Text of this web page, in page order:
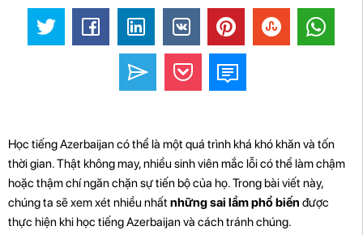
Học tiếng Azerbaijan có thể là một quá trình khá khó khăn và tốn
thời gian. Thật không may, nhiều sinh viên mắc lỗi có thể làm chậm
hoặc thậm chí ngăn chặn sự tiến bộ của họ. Trong bài viết này,
chúng ta sẽ xem xét nhiều nhất những sai lầm phổ biến được
thực hiện khi học tiếng Azerbaijan và cách tránh chúng.